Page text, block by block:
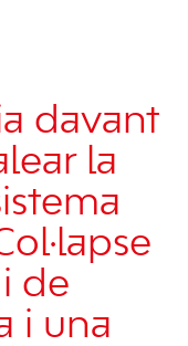
davant
la
de
i una